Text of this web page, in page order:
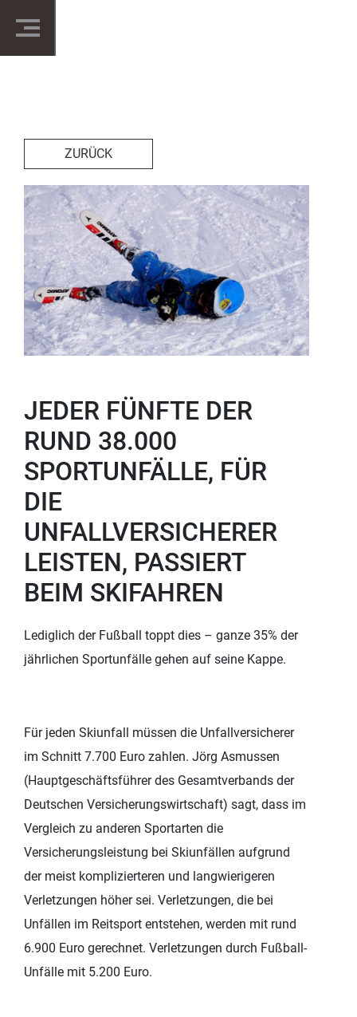
ZURÜCK
JEDER FÜNFTE DER
RUND 38.000
SPORTUNFÄLLE, FÜR
DIE
UNFALLVERSICHERER
LEISTEN, PASSIERT
BEIM SKIFAHREN
Lediglich der Fußball toppt dies – ganze 35% der
jährlichen Sportunfälle gehen auf seine Kappe.
Für jeden Skiunfall müssen die Unfallversicherer
im Schnitt 7.700 Euro zahlen. Jörg Asmussen
(Hauptgeschäftsführer des Gesamtverbands der
Deutschen Versicherungswirtschaft) sagt, dass im
Vergleich zu anderen Sportarten die
Versicherungsleistung bei Skiunfällen aufgrund
der meist komplizierteren und langwierigeren
Verletzungen höher sei. Verletzungen, die bei
Unfällen im Reitsport entstehen, werden mit rund
6.900 Euro gerechnet. Verletzungen durch Fußball-
Unfälle mit 5.200 Euro.